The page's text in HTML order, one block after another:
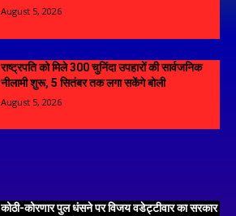
August 5, 2026
राष्ट्रपति को मिले 300 चुनिंदा उपहारों की सार्वजनिक
नीलामी शुरू, 5 सितंबर तक लगा सकेंगे बोली
August 5, 2026
कोठी-कोरणार पुल धंसने पर विजय वडेट्टीवार का सरकार